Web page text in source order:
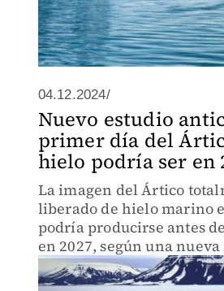
04.12.2024/
Nuevo estudio
primer día del
hielo podría ser en
La imagen del Ártico
liberado de hielo marino
podría producirse antes
en 2027, según una